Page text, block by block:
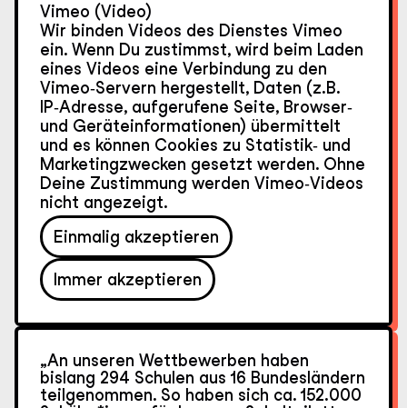
Vimeo (Video)
Wir binden Videos des Dienstes Vimeo
ein. Wenn Du zustimmst, wird beim Laden
eines Videos eine Verbindung zu den
Vimeo‑Servern hergestellt, Daten (z.B.
IP‑Adresse, aufgerufene Seite, Browser‑
und Geräteinformationen) übermittelt
und es können Cookies zu Statistik‑ und
Marketingzwecken gesetzt werden. Ohne
Deine Zustimmung werden Vimeo‑Videos
nicht angezeigt.
Einmalig akzeptieren
Immer akzeptieren
„An unseren Wettbewerben haben
bislang 294 Schulen aus 16 Bundesländern
teilgenommen. So haben sich ca. 152.000